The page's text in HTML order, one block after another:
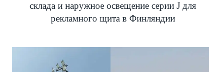
склада и наружное освещение серии J для
рекламного щита в Финляндии